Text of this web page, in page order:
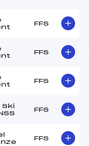
FFS
FFS
FFS
Ski
FFS
FFS